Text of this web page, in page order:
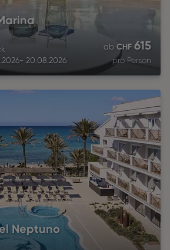
- 20.08.2026
ab CHF 615
pro Person
Neptuno